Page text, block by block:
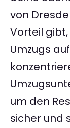
von
Vorteil
Umzugs
um den
sicher und